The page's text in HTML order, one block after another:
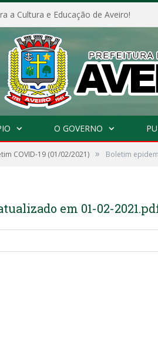
a Cultura e Educação de Aveiro!
O GOVERNO
COVID-19 (01/02/2021) » Boletim
em 01-02-